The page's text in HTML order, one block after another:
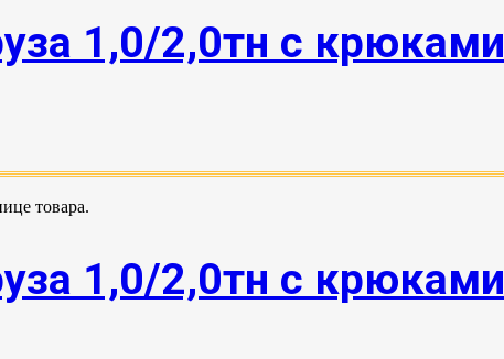
1,0/2,0тн с крюками
товара.
1,0/2,0тн с крюками